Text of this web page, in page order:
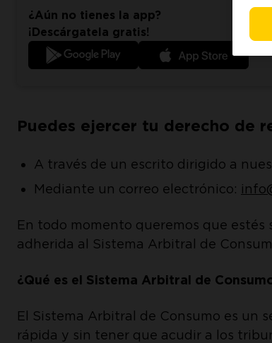
¿Aún no tienes la app?
¡Descárgatela gratis!
Puedes ejercer tu derecho de
A través de un escrito dirigido a
Mediante un correo electrónico:
En todo momento queremos que
adherida al Sistema Arbitral de
¿Qué es el Sistema Arbitral de
El Sistema Arbitral de Consumo es un
rápida y sin tener que acudir a los